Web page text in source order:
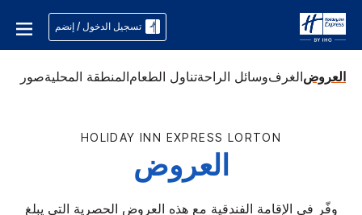
تسجيل الدخول / إنضم
العروضالغرفوسائل الراحةتناول الطعامالمنطقة المحليةصور
HOLIDAY INN EXPRESS LORTON
العروض
وفّر في الإقامة الفندقية مع هذه العروض الحصرية التي يبلغ